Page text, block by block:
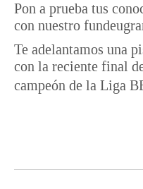
FundéuRAE es una
y la Real Academia
el buen uso del
Internet.
Pon a prueba tus
con nuestro
Te adelantamos una
con la reciente final
campeón de la Liga